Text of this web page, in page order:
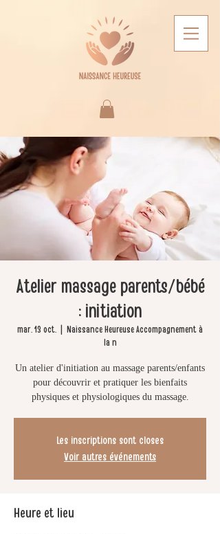
Atelier massage parents/bébé
: initiation
mar. 13 oct.
Naissance Heureuse Accompagnement à
la n
Un atelier d'initiation au massage parents/enfants
pour découvrir et pratiquer les bienfaits
physiques et physiologiques du massage.
Les inscriptions sont closes
Voir autres événements
Heure et lieu